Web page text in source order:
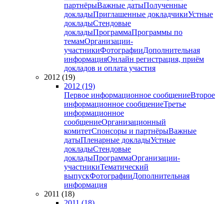
партнёрыВажные датыПолученные
докладыПриглашенные докладчикиУстные
докладыСтендовые
докладыПрограммаПрограммы по
темамОрганизации-
участникиФотографииДополнительная
информацияОнлайн регистрация, приём
докладов и оплата участия
2012 (19)
2012 (19)
Первое информационное сообщениеВторое
информационное сообщениеТретье
информационное
сообщениеОрганизационный
комитетСпонсоры и партнёрыВажные
датыПленарные докладыУстные
докладыСтендовые
докладыПрограммаОрганизации-
участникиТематический
выпускФотографииДополнительная
информация
2011 (18)